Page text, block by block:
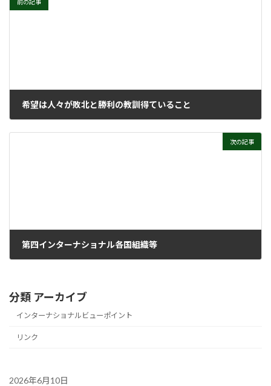
前の記事
希望は人々が敗北と勝利の教訓得ていること
次の記事
第四インターナショナル各国組織等
分類 アーカイブ
インターナショナルビューポイント
リンク
2026年6月10日